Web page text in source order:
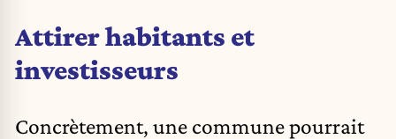
Attirer habitants et
investisseurs
Concrètement, une commune pourrait